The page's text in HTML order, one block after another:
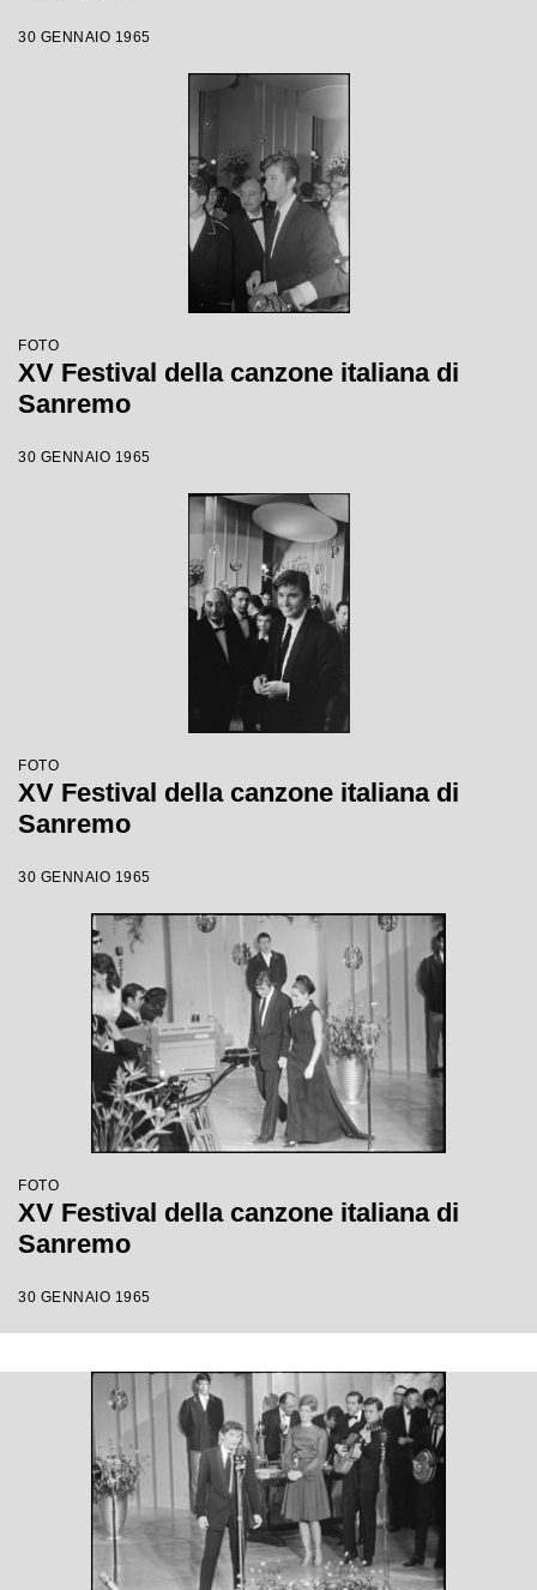
30 GENNAIO 1965
FOTO
XV Festival della canzone italiana di
Sanremo
30 GENNAIO 1965
FOTO
XV Festival della canzone italiana di
Sanremo
30 GENNAIO 1965
FOTO
XV Festival della canzone italiana di
Sanremo
30 GENNAIO 1965